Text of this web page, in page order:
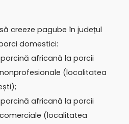
creeze pagube în județul
domestici:
africană la porcii
(localitatea
africană la porcii
(localitatea